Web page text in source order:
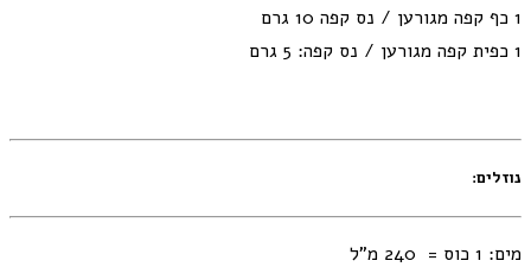
1 כף קפה מגורען / נס קפה 10 גרם
1 כפית קפה מגורען / נס קפה: 5 גרם
נוזלים:
מים: 1 כוס = 240 מ"ל